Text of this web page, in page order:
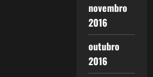
novembro
2016
outubro
2016